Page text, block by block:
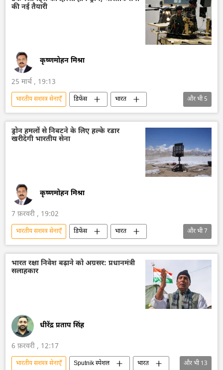
ड्रोन हमला
की नई तैयारी
कृष्णमोहन मिश्रा
25 मार्च , 19:13
भारतीय सशस्‍त्र सेनाएँ डिफेंस
भारत
भारतीय सेना
ड्रोन
ड्रोन हमला
कामिकेज़ ड्रोन
उत्तर प्रदेश
और भी5
ड्रोन हमलों से निबटने के लिए हल्के रडार
खरीदेगी भारतीय सेना
कृष्णमोहन मिश्रा
7 फ़रवरी , 19:02
भारतीय सशस्‍त्र सेनाएँ डिफेंस
भारत
भारत सरकार
भारतीय सेना
हिमालय
हिमालयी क्षेत्र
राजस्थान
ड्रोन
ड्रोन हमला
और भी7
भारत रक्षा निवेश बढ़ाने को अग्रसर: प्रधानमंत्री
सलाहकार
धीरेंद्र प्रताप सिंह
6 फ़रवरी , 12:17
भारतीय सशस्‍त्र सेनाएँ Sputnik स्पेशल
भारत
और भी13